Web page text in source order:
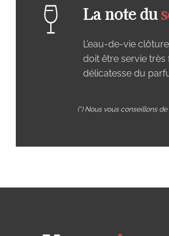
La note du
L’eau-de-vie
doit être servie
délicatesse du
(*) Nous vous conseillons